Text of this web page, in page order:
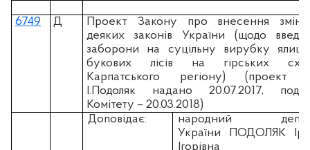
6749 Д
Проект Закону про внесення змін
деяких законів України (щодо
заборони на суцільну вирубку
букових лісів на гірських
Карпатського регіону) (проект
І.Подоляк надано 20.07.2017,
Комітету – 20.03.2018)
Доповідає:
народний
України ПОДОЛЯК
Ігорівна